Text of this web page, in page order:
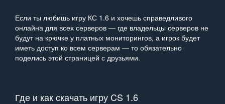
Если ты любишь игру КС 1.6 и хочешь справедливого
онлайна для всех серверов — где владельцы серверов не
будут на крючке у платных мониторингов, а игрок будет
иметь доступ ко всем серверам — то обязательно
поделись этой страницей с друзьями.
Где и как скачать игру CS 1.6